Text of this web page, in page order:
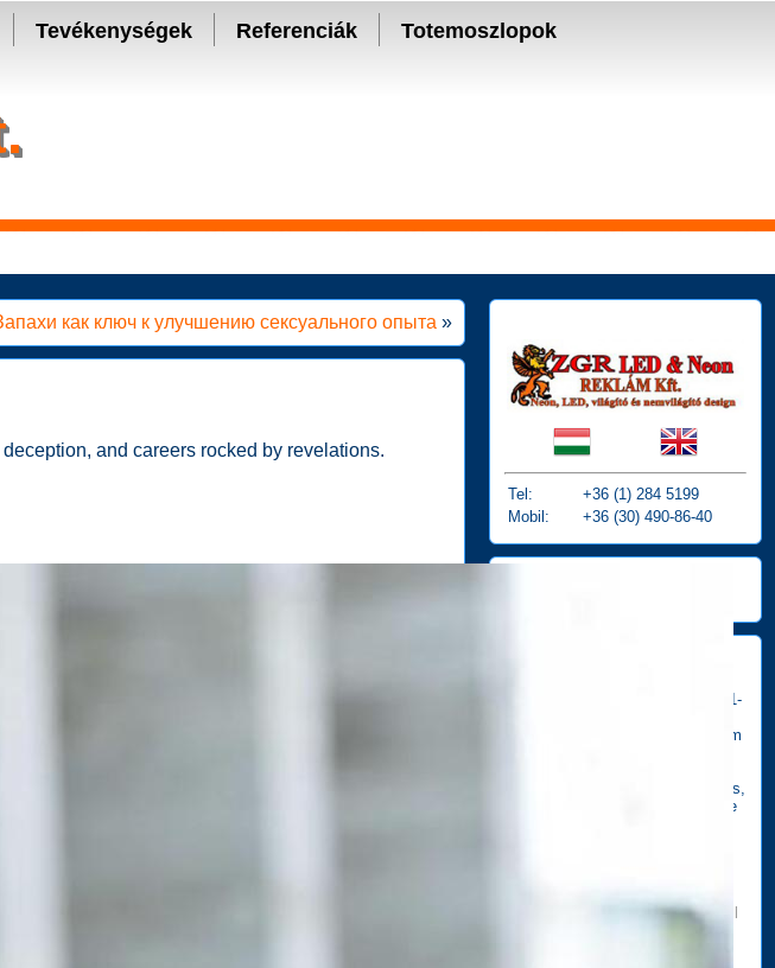
time updates.
Tevékenységek Referenciák
Totemoszlopok
как ключ к улучшению сексуального опыта »
and careers rocked by revelations.
Tel:
+36 (1) 284 5199
Mobil:
+36 (30) 490-86-40
Az ajánlat kérések feldolgozása 1-
információra van szüksége, kérem
figyelmét, hogy helyszíni felmérés,
az egyedi reklámtestek tervezése
megállapodás, szerződés illetve
érvényes megrendelésFriday Roll